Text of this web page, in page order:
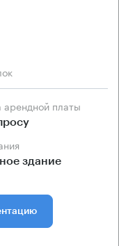
арендной платы
здание